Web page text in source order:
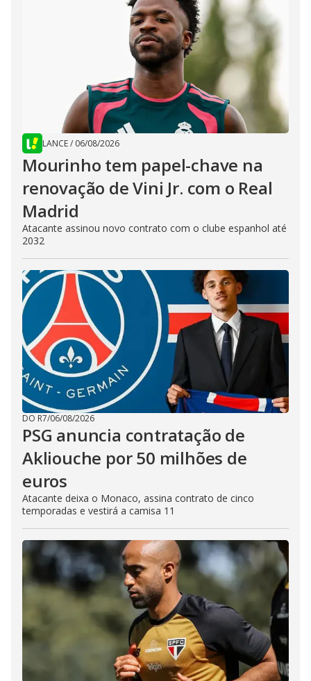
LANCE/ 06/08/2026
Mourinho tem papel-chave na
renovação de Vini Jr. com o Real
Madrid
Atacante assinou novo contrato com o clube espanhol até
2032
DO R7/06/08/2026
PSG anuncia contratação de
Akliouche por 50 milhões de
euros
Atacante deixa o Monaco, assina contrato de cinco
temporadas e vestirá a camisa 11